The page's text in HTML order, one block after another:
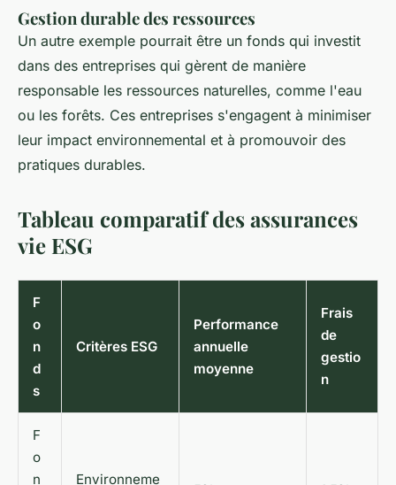
Gestion durable des ressources
Un autre exemple pourrait être un fonds qui investit
dans des entreprises qui gèrent de manière
responsable les ressources naturelles, comme l'eau
ou les forêts. Ces entreprises s'engagent à minimiser
leur impact environnemental et à promouvoir des
pratiques durables.
Tableau comparatif des assurances
vie ESG
F
o
n
d
s
Critères ESG
Performance
annuelle
moyenne
Frais
de
gestio
n
F
o
n
Environneme